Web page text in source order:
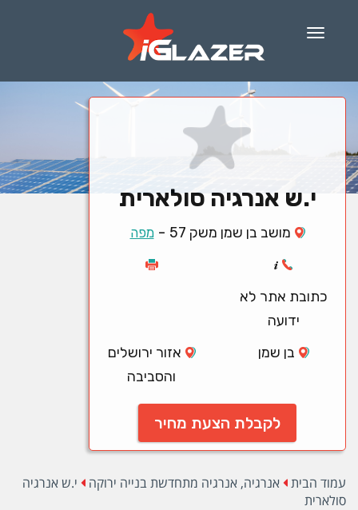
Menu
י.ש אנרגיה סולארית
מושב בן שמן משק 57 -מפה
כתובת אתר לא
ידועה
בן שמן
אזור ירושלים
והסביבה
לקבלת הצעת מחיר
עמוד הבית אנרגיה, אנרגיה מתחדשת בנייה ירוקה
י.ש אנרגיה
סולארית